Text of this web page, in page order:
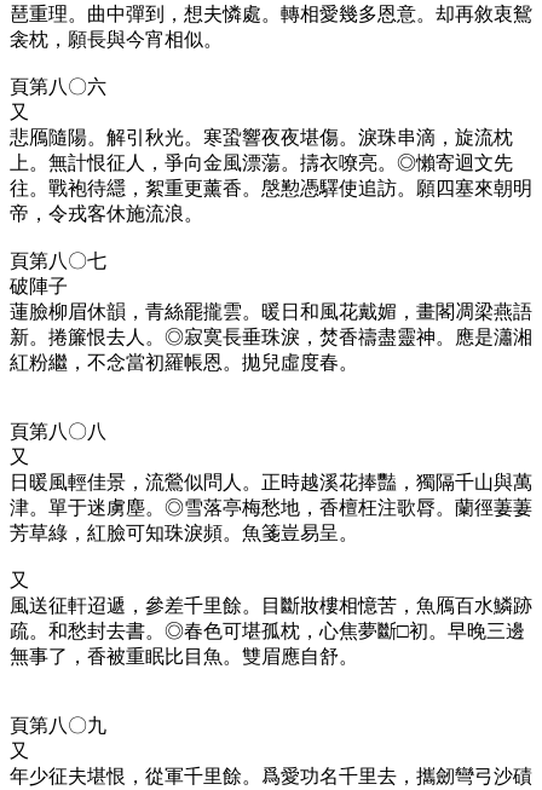
琶重理。曲中彈到，想夫憐處。轉相愛幾多恩意。却再敘衷鴛
衾枕，願長與今宵相似。
頁第八〇六
又
悲鴈隨陽。解引秋光。寒蛩響夜夜堪傷。淚珠串滴，旋流枕
上。無計恨征人，爭向金風漂蕩。擣衣嘹亮。◎懶寄迴文先
往。戰袍待䌥，絮重更薰香。慇懃憑驛使追訪。願四塞來朝明
帝，令戎客休施流浪。
頁第八〇七
破陣子
蓮臉柳眉休韻，青絲罷攏雲。暖日和風花戴媚，畫閣凋梁燕語
新。捲簾恨去人。◎寂寞長垂珠淚，焚香禱盡靈神。應是瀟湘
紅粉繼，不念當初羅帳恩。拋兒虛度春。
頁第八〇八
又
日暖風輕佳景，流鶯似問人。正時越溪花捧豔，獨隔千山與萬
津。單于迷虜塵。◎雪落亭梅愁地，香檀枉注歌脣。蘭徑萋萋
芳草綠，紅臉可知珠淚頻。魚箋豈易呈。
又
風送征軒迢遞，參差千里餘。目斷妝樓相憶苦，魚鴈百水鱗跡
疏。和愁封去書。◎春色可堪孤枕，心焦夢斷□初。早晚三邊
無事了，香被重眠比目魚。雙眉應自舒。
頁第八〇九
又
年少征夫堪恨，從軍千里餘。爲愛功名千里去，攜劒彎弓沙磧